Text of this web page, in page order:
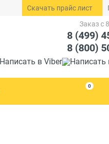
Скачать прайс лист
Заказ с
8 (499)
8 (800)
0